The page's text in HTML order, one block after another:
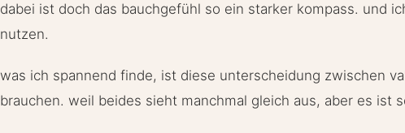
dabei ist doch das bauchgefühl so ein starker kompass. und
nutzen.
was ich spannend finde, ist diese unterscheidung zwischen
brauchen. weil beides sieht manchmal gleich aus, aber es ist